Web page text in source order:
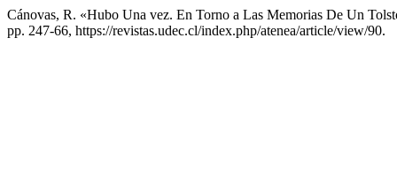
Cánovas, R. «Hubo Una vez. En Torno a Las Memorias De Un
pp. 247-66, https://revistas.udec.cl/index.php/atenea/article/view/90.